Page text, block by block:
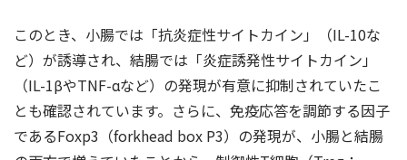
このとき、小腸では「抗炎症性サイトカイン」（IL-10な
ど）が誘導され、結腸では「炎症誘発性サイトカイン」
（IL-1βやTNF-αなど）の発現が有意に抑制されていたこ
とも確認されています。さらに、免疫応答を調節する因子
であるFoxp3（forkhead box P3）の発現が、小腸と結腸